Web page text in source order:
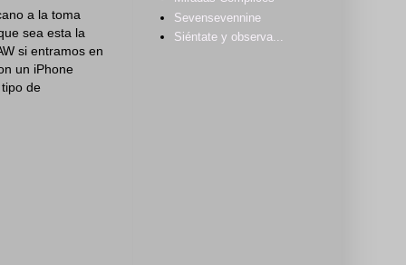
a la toma
sea esta la
si entramos en
un iPhone
de
Sevensevennine
Siéntate y observa...